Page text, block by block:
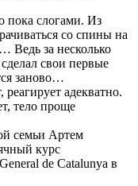
пока слогами. Из
со спины на
Ведь за несколько
свои первые
заново…
адекватно.
тело проще
семьи Артем
курс
de Catalunya в